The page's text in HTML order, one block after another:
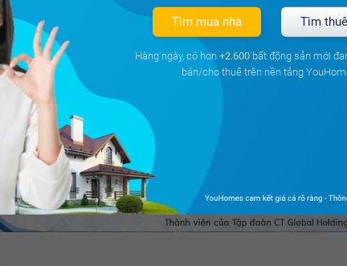
Tìm mua nhà Tìm
Hàng ngày, có hơn +2.600 bất động sản mới
bán/cho thuê trên nền tảng